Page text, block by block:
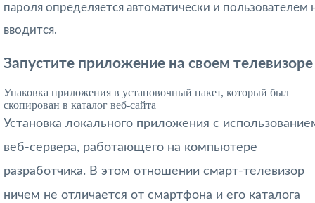
пароля определяется автоматически и пользователем
вводится.
Запустите приложение на своем телевизоре
Упаковка приложения в установочный пакет, который был
скопирован в каталог веб-сайта
Установка локального приложения с
веб-сервера, работающего на компьютере
разработчика. В этом отношении смарт-телевизор
ничем не отличается от смартфона и его каталога